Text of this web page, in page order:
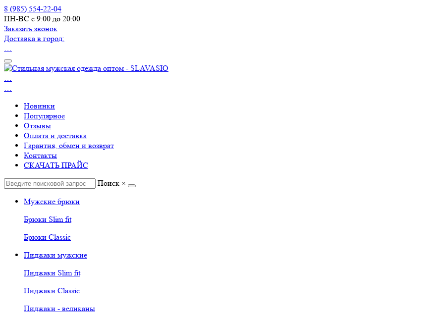
8 (985) 554-22-04
ПН-ВС с 9:00 до 20:00
Заказать звонок
Доставка в город:
…
…
…
Новинки
Популярное
Отзывы
Оплата и доставка
Гарантия, обмен и возврат
Контакты
СКАЧАТЬ ПРАЙС
Поиск ×
Мужские брюки
Брюки Slim fit
Брюки Classic
Пиджаки мужские
Пиджаки Slim fit
Пиджаки Classic
Пиджаки - великаны